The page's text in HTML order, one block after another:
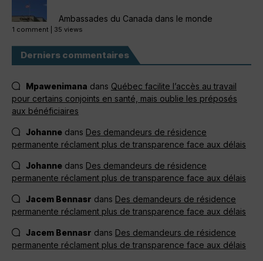
Ambassades du Canada dans le monde
1 comment 35 views
Derniers commentaires
Mpawenimana dans Québec facilite l’accès au travail
pour certains conjoints en santé, mais oublie les préposés
aux bénéficiaires
Johanne dans Des demandeurs de résidence
permanente réclament plus de transparence face aux délais
Johanne dans Des demandeurs de résidence
permanente réclament plus de transparence face aux délais
Jacem Bennasr dans Des demandeurs de résidence
permanente réclament plus de transparence face aux délais
Jacem Bennasr dans Des demandeurs de résidence
permanente réclament plus de transparence face aux délais